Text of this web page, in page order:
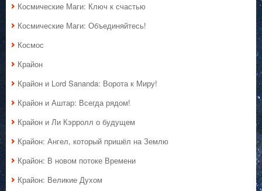
Космические Маги: Ключ к счастью
Космические Маги: Объединяйтесь!
Космос
Крайон
Крайон и Lord Sananda: Ворота к Миру!
Крайон и Аштар: Всегда рядом!
Крайон и Ли Кэрролл о будущем
Крайон: Ангел, который пришёл на Землю
Крайон: В новом потоке Времени
Крайон: Великие Духом